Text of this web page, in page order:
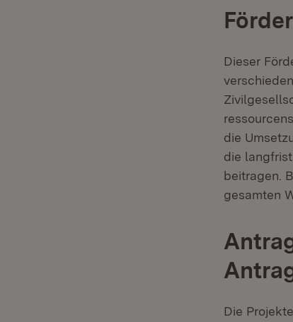
Dieser
die
die
beitragen.
gesamten
Die